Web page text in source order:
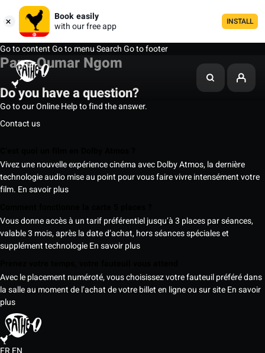
Book easily
with our free app
INSTALL
Go to contentGo to menuSearchGo to footer
Pape Oumar Ngom
Do you have a question?
Go to our Online Help to find the answer.
Contact us
Vivez une nouvelle expérience cinéma avec Dolby Atmos, la dernière
technologie audio mise au point pour vous faire vivre intensément votre
film. En savoir plus
Vous donne accès à un tarif préférentiel jusqu’à 3 places par séances,
valable 3 mois, après la date d’achat, hors séances spéciales et
supplément technologieEn savoir plus
Avec le placement numéroté, vous choisissez votre fauteuil préféré dans
la salle au moment de l’achat de votre billet en ligne ou sur siteEn savoir
plus